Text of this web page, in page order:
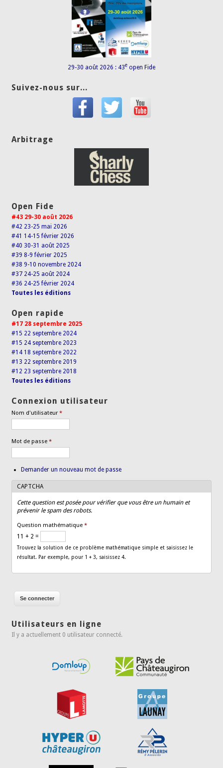
29-30 août 2026 : 43e open Fide
Suivez-nous sur...
Arbitrage
Open Fide
#43 29-30 août 2026
#42 23-25 mai 2026
#41 14-15 février 2026
#40 30-31 août 2025
#39 8-9 février 2025
#38 9-10 novembre 2024
#37 24-25 août 2024
#36 24-25 février 2024
Toutes les éditions
Open rapide
#17 28 septembre 2025
#15 22 septembre 2024
#15 24 septembre 2023
#14 18 septembre 2022
#13 22 septembre 2019
#12 23 septembre 2018
Toutes les éditions
Connexion utilisateur
Nom d'utilisateur*
Mot de passe*
Demander un nouveau mot de passe
CAPTCHA
Cette question est posée pour vérifier que vous être un humain et
prévenir le spam des robots.
Question mathématique*
11 + 2 =
Trouvez la solution de ce problème mathématique simple et saisissez le
résultat. Par exemple, pour 1 + 3, saisissez 4.
Utilisateurs en ligne
Il y a actuellement 0 utilisateur connecté.